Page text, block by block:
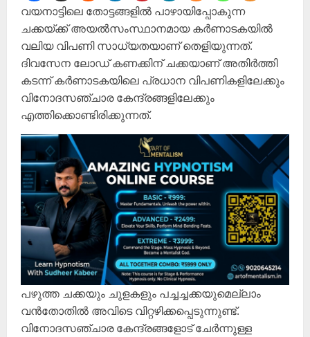
വയനാട്ടിലെ തോട്ടങ്ങളിൽ പാഴായിപ്പോകുന്ന
ചക്കയ്ക്ക് അയൽസംസ്ഥാനമായ കർണാടകയിൽ
വലിയ വിപണി സാധ്യതയാണ് തെളിയുന്നത്.
ദിവസേന ലോഡ് കണക്കിന് ചക്കയാണ് അതിർത്തി
കടന്ന് കർണാടകയിലെ പ്രധാന വിപണികളിലേക്കും
വിനോദസഞ്ചാര കേന്ദ്രങ്ങളിലേക്കും
എത്തിക്കൊണ്ടിരിക്കുന്നത്.
പഴുത്ത ചക്കയും ചുളകളും പച്ചച്ചക്കയുമെല്ലാം
വൻതോതിൽ അവിടെ വിറ്റഴിക്കപ്പെടുന്നുണ്ട്.
വിനോദസഞ്ചാര കേന്ദ്രങ്ങളോട് ചേർന്നുള്ള